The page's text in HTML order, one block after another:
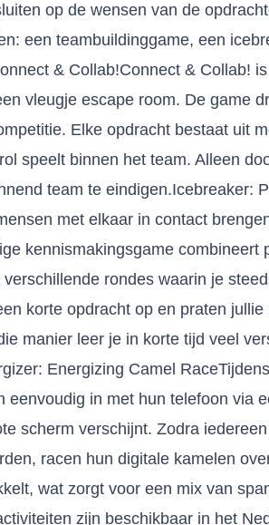
op de wensen van de
een teambuildinggame, een
& Collab!Connect & Collab!
vleugje escape room. De game
Elke opdracht bestaat uit
speelt binnen het team. Alleen
team te eindigen.Icebreaker:
met elkaar in contact
kennismakingsgame combineert
rondes waarin je
korte opdracht op en praten
manier leer je in korte tijd veel
Energizing Camel
eenvoudig in met hun telefoon via
scherm verschijnt. Zodra
racen hun digitale kamelen
wat zorgt voor een mix van
zijn beschikbaar in het